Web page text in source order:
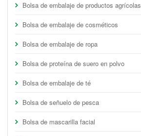
Bolsa de embalaje de productos agrícolas
Bolsa de embalaje de cosméticos
Bolsa de embalaje de ropa
Bolsa de proteína de suero en polvo
Bolsa de embalaje de té
Bolsa de señuelo de pesca
Bolsa de mascarilla facial